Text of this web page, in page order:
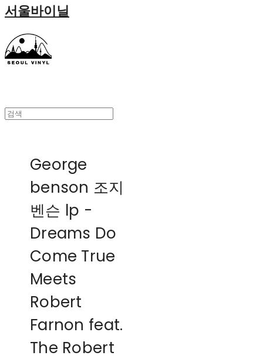
서울바이닐
George
benson 조지
벤슨 lp -
Dreams Do
Come True
Meets
Robert
Farnon feat.
The Robert